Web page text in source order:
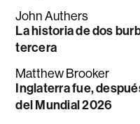
John Authers
La historia de dos
tercera
Matthew Brooker
Inglaterra fue,
del Mundial 2026